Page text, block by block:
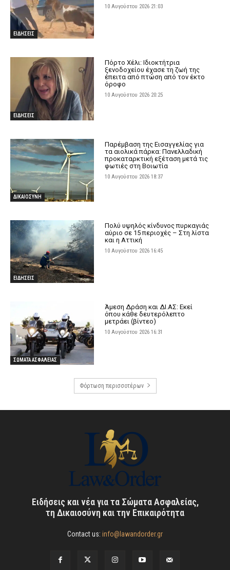
ΕΙΔΗΣΕΙΣ
10 Αυγούστου 2026 21:03
ΕΙΔΗΣΕΙΣ
Πόρτο Χέλι: Ιδιοκτήτρια
ξενοδοχείου έχασε τη ζωή της
έπειτα από πτώση από τον έκτο
όροφο
10 Αυγούστου 2026 20:25
ΔΙΚΑΙΟΣΥΝΗ
Παρέμβαση της Εισαγγελίας για
τα αιολικά πάρκα: Πανελλαδική
προκαταρκτική εξέταση μετά τις
φωτιές στη Βοιωτία
10 Αυγούστου 2026 18:37
ΕΙΔΗΣΕΙΣ
Πολύ υψηλός κίνδυνος πυρκαγιάς
αύριο σε 15 περιοχές – Στη λίστα
και η Αττική
10 Αυγούστου 2026 16:45
ΣΩΜΑΤΑ ΑΣΦΑΛΕΙΑΣ
Άμεση Δράση και ΔΙ.ΑΣ: Εκεί
όπου κάθε δευτερόλεπτο
μετράει (βίντεο)
10 Αυγούστου 2026 16:31
Φόρτωση περισσοτέρων
Ειδήσεις και νέα για τα Σώματα Ασφαλείας,
τη Δικαιοσύνη και την Επικαιρότητα
Contact us: info@lawandorder.gr